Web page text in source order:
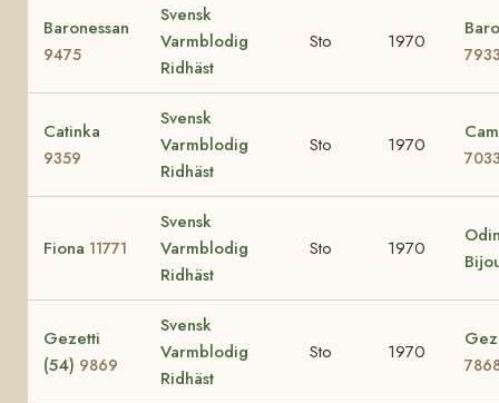
Baronessan
9475
Svensk
Varmblodig
Ridhäst
Sto 1970
Catinka
9359
Svensk
Varmblodig
Ridhäst
Sto 1970
Fiona 11771
Svensk
Varmblodig
Ridhäst
Sto 1970
Gezetti
(54) 9869
Svensk
Varmblodig
Ridhäst
Sto 1970